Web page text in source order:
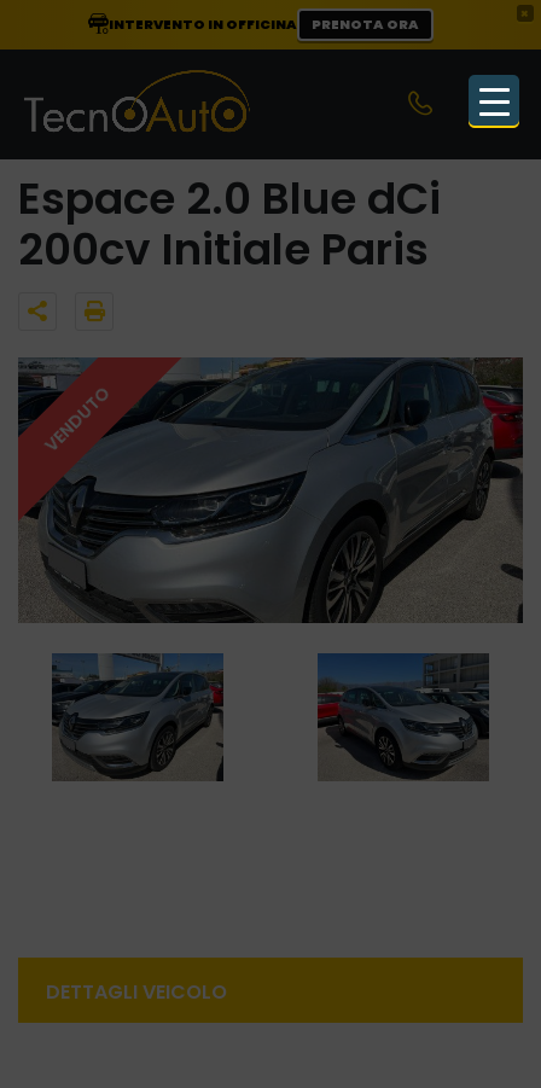
×
INTERVENTO IN OFFICINA PRENOTA ORA
Espace 2.0 Blue dCi
200cv Initiale Paris
VENDUTO
DETTAGLI VEICOLO